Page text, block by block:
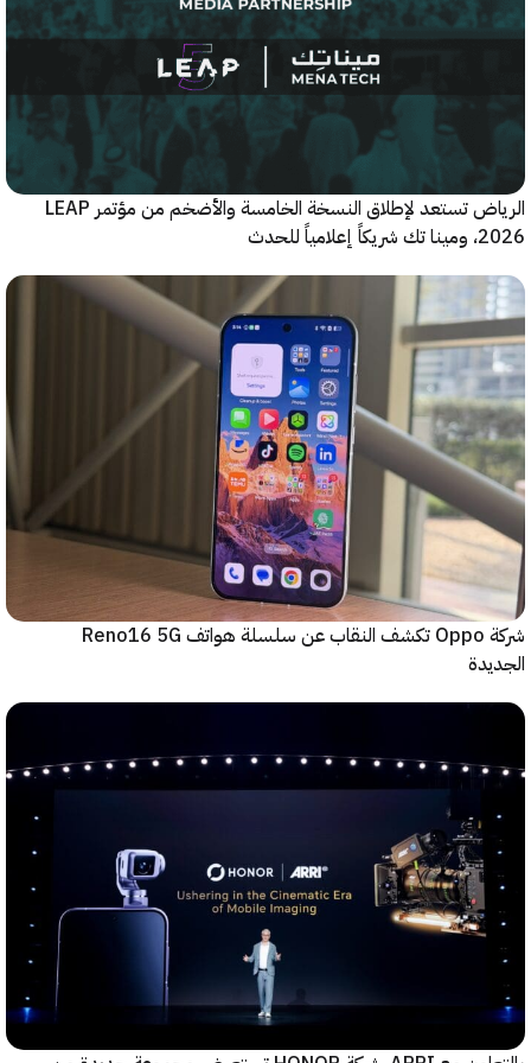
الرياض تستعد لإطلاق النسخة الخامسة والأضخم من مؤتمر LEAP
للحدث
شركة Oppo تكشف النقاب عن سلسلة هواتف Reno16 5G